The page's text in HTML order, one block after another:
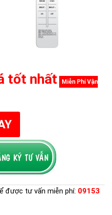
tốt nhất Miễn Phí Vận
được tư vấn miễn phí: 09153